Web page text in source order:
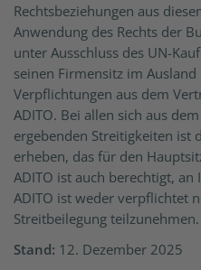
Rechtsbeziehungen aus
Anwendung des Rechts der
unter Ausschluss des UN-
seinen Firmensitz im
Verpflichtungen aus dem
ADITO. Bei allen sich aus
ergebenden Streitigkeiten ist
erheben, das für den
ADITO ist auch berechtigt,
ADITO ist weder verpflichtet
Streitbeilegung teilzunehmen.
Stand: 12. Dezember 2025